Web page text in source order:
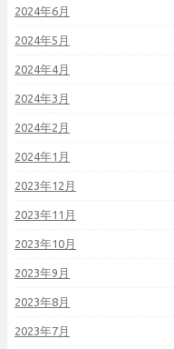
2024年6月
2024年5月
2024年4月
2024年3月
2024年2月
2024年1月
2023年12月
2023年11月
2023年10月
2023年9月
2023年8月
2023年7月